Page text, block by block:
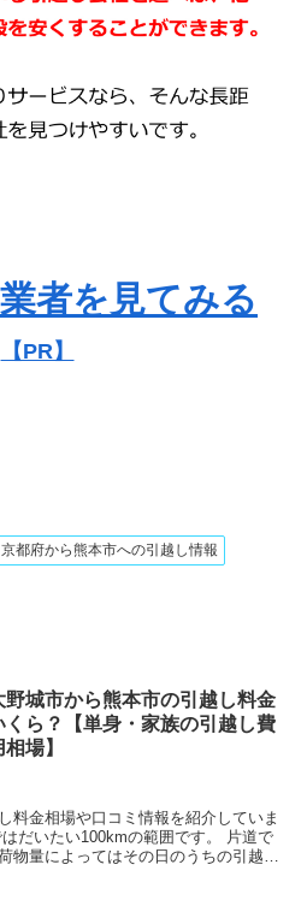
者を見てみる
【PR】
京都府から熊本市への引越し情報
野城市から熊本市の引越し料金
くら？【単身・家族の引越し費
相場】
料金相場や口コミ情報を紹介していま
だいたい100kmの範囲です。 片道で
物量によってはその日のうちの引越し